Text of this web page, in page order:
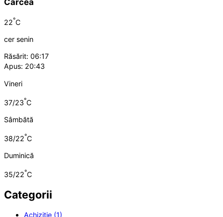
Cârcea
22°C
cer senin
Răsărit: 06:17
Apus: 20:43
Vineri
37/23°C
Sâmbătă
38/22°C
Duminică
35/22°C
Categorii
Achiziție (1)